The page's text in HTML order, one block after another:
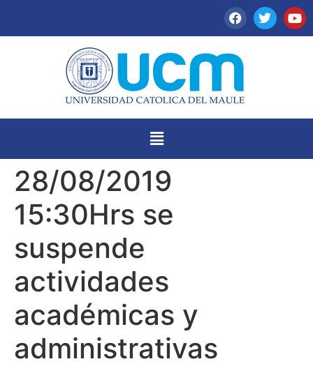
28/08/2019
15:30Hrs se
suspende
actividades
académicas y
administrativas